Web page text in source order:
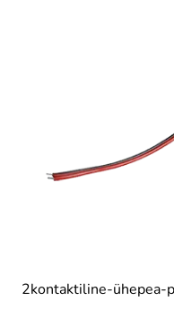
2kontaktiline-ühepea-